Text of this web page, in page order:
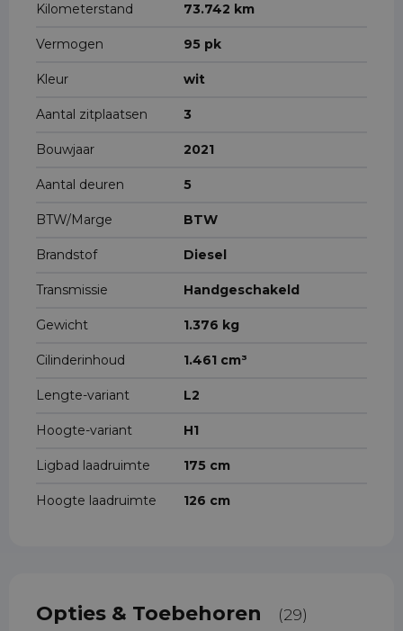
Kilometerstand 73.742 km
Vermogen 95 pk
Kleur wit
Aantal zitplaatsen 3
Bouwjaar 2021
Aantal deuren 5
BTW/Marge BTW
Brandstof Diesel
Transmissie Handgeschakeld
Gewicht 1.376 kg
Cilinderinhoud 1.461 cm³
Lengte-variant L2
Hoogte-variant H1
Ligbad laadruimte 175 cm
Hoogte laadruimte 126 cm
Opties & Toebehoren (29)